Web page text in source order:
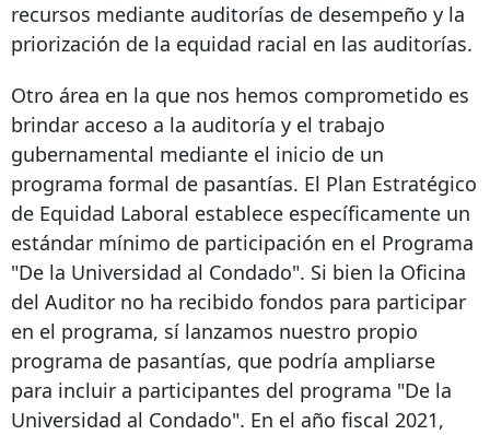
recursos mediante auditorías de desempeño y la
priorización de la equidad racial en las auditorías.
Otro área en la que nos hemos comprometido es
brindar acceso a la auditoría y el trabajo
gubernamental mediante el inicio de un
programa formal de pasantías. El Plan Estratégico
de Equidad Laboral establece específicamente un
estándar mínimo de participación en el Programa
"De la Universidad al Condado". Si bien la Oficina
del Auditor no ha recibido fondos para participar
en el programa, sí lanzamos nuestro propio
programa de pasantías, que podría ampliarse
para incluir a participantes del programa "De la
Universidad al Condado". En el año fiscal 2021,